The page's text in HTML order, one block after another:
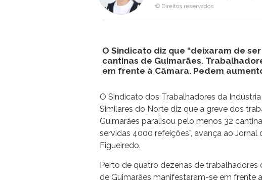
© Direitos reservados
O Sindicato diz que “deixaram de
cantinas de Guimarães.
em frente à Câmara. Pedem
O Sindicato dos Trabalhadores da
Similares do Norte diz que a greve dos
Guimarães paralisou pelo menos 32
servidas 4000 refeições”, avança ao
Figueiredo.
Perto de quatro dezenas de trabalhadores
de Guimarães manifestaram-se em frente